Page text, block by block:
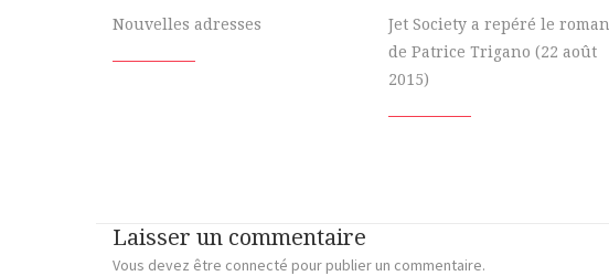
Nouvelles adresses
Jet Society a repéré le roman
de Patrice Trigano (22 août
2015)
Laisser un commentaire
Vous devez être connecté pour publier un commentaire.